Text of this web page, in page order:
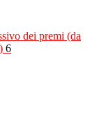
dei premi (da
6